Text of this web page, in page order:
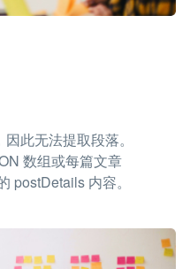
此无法提取段落。
数组或每篇文章
postDetails 内容。